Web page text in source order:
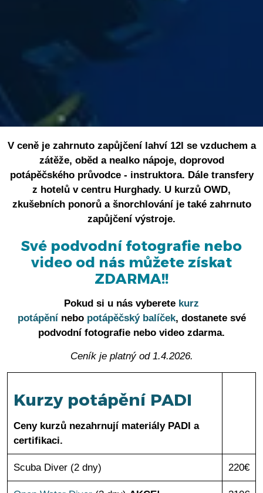
V ceně je zahrnuto zapůjčení lahví 12l se vzduchem a
zátěže, oběd a nealko nápoje, doprovod
potápěčského průvodce - instruktora. Dále transfery
z hotelů v centru Hurghady. U kurzů OWD,
zkušebních ponorů a šnorchlování je také zahrnuto
zapůjčení výstroje.
Své podvodní fotografie nebo
video od nás můžete získat
ZDARMA!!
Pokud si u nás vyberete kurz
potápěnínebo potápěčský balíček, dostanete své
podvodní fotografie nebo video zdarma.
Ceník je platný od 1.4.2026.
Kurzy potápění PADI
Ceny kurzů nezahrnují materiály PADI a
certifikaci.
Scuba Diver (2 dny) 220€